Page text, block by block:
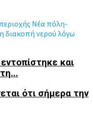
Νέα πόλη-
διακοπή νερού λόγω
και
ότι σήμερα την